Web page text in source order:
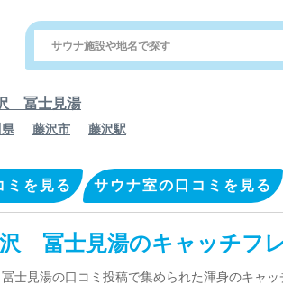
冨士見湯
藤沢市 藤沢駅
ミを見る サウナ室の口コミを見る
冨士見湯のキャッチフ
士見湯の口コミ投稿で集められた渾身のキャッ